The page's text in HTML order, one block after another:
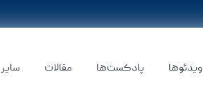
ویدئوها پادکست‌ها مقالات سایر